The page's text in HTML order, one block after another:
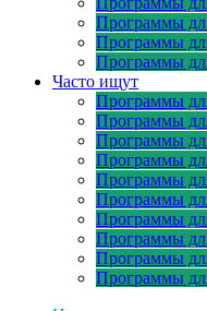
Программы
Программы
Программы
Часто ищут
Программы
Программы
Программы
Программы
Программы
Программы
Программы
Программы
Программы
Программы